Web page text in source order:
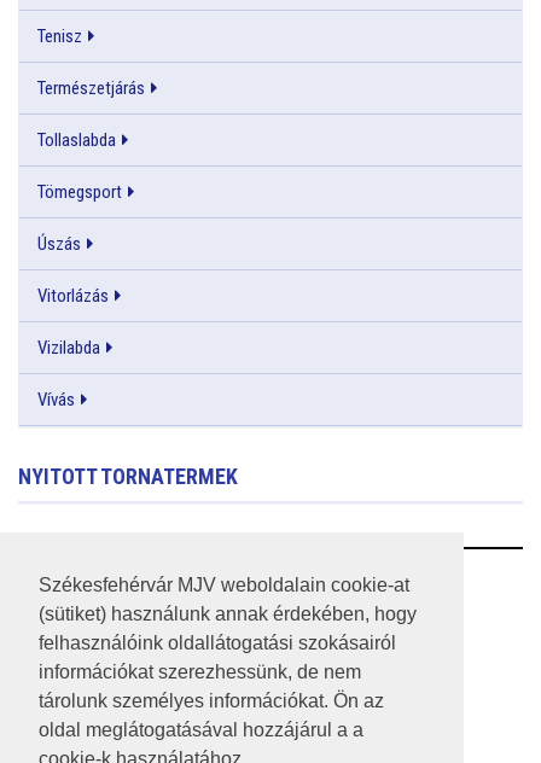
Székesfehérvár MJV weboldalain cookie-at
(sütiket) használunk annak érdekében, hogy
felhasználóink oldallátogatási szokásairól
információkat szerezhessünk, de nem
tárolunk személyes információkat. Ön az
oldal meglátogatásával hozzájárul a a
Tenisz
Természetjárás
Tollaslabda
Tömegsport
Úszás
Vitorlázás
Vizilabda
Vívás
NYITOTT TORNATERMEK
RSS
A HONLAP 2017.03.31-I ÁLLAPOTA
JOGI NYILATKOZAT
IMPRESSZUM